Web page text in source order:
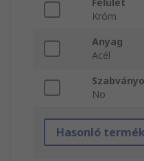
Felület
Króm
Anyag
Acél
No
Hasonló